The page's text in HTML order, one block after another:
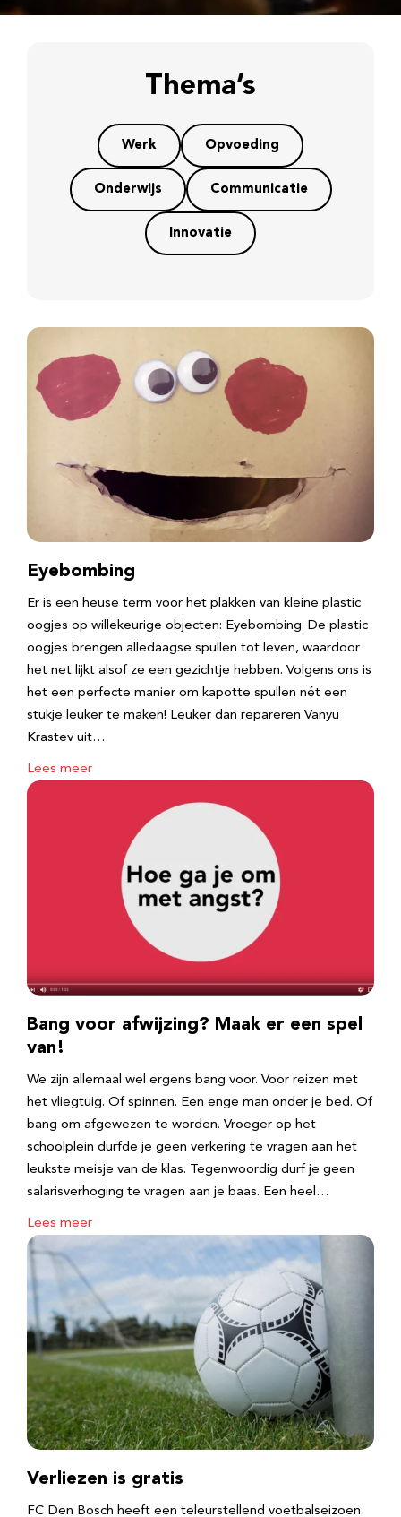
Thema’s
Werk Opvoeding
Onderwijs Communicatie
Innovatie
Eyebombing
Er is een heuse term voor het plakken van kleine plastic
oogjes op willekeurige objecten: Eyebombing. De plastic
oogjes brengen alledaagse spullen tot leven, waardoor
het net lijkt alsof ze een gezichtje hebben. Volgens ons is
het een perfecte manier om kapotte spullen nét een
stukje leuker te maken! Leuker dan repareren Vanyu
Krastev uit…
Lees meer
Bang voor afwijzing? Maak er een spel
van!
We zijn allemaal wel ergens bang voor. Voor reizen met
het vliegtuig. Of spinnen. Een enge man onder je bed. Of
bang om afgewezen te worden. Vroeger op het
schoolplein durfde je geen verkering te vragen aan het
leukste meisje van de klas. Tegenwoordig durf je geen
salarisverhoging te vragen aan je baas. Een heel…
Lees meer
Verliezen is gratis
FC Den Bosch heeft een teleurstellend voetbalseizoen